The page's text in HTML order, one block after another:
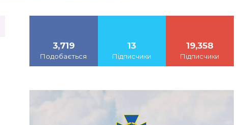
3,719
Подобається
13
Підписчики
19,358
Підписчики